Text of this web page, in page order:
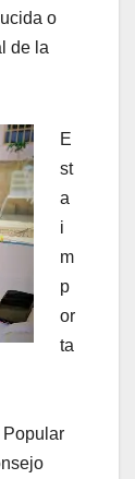
o
de la
E
st
a
i
m
p
or
ta